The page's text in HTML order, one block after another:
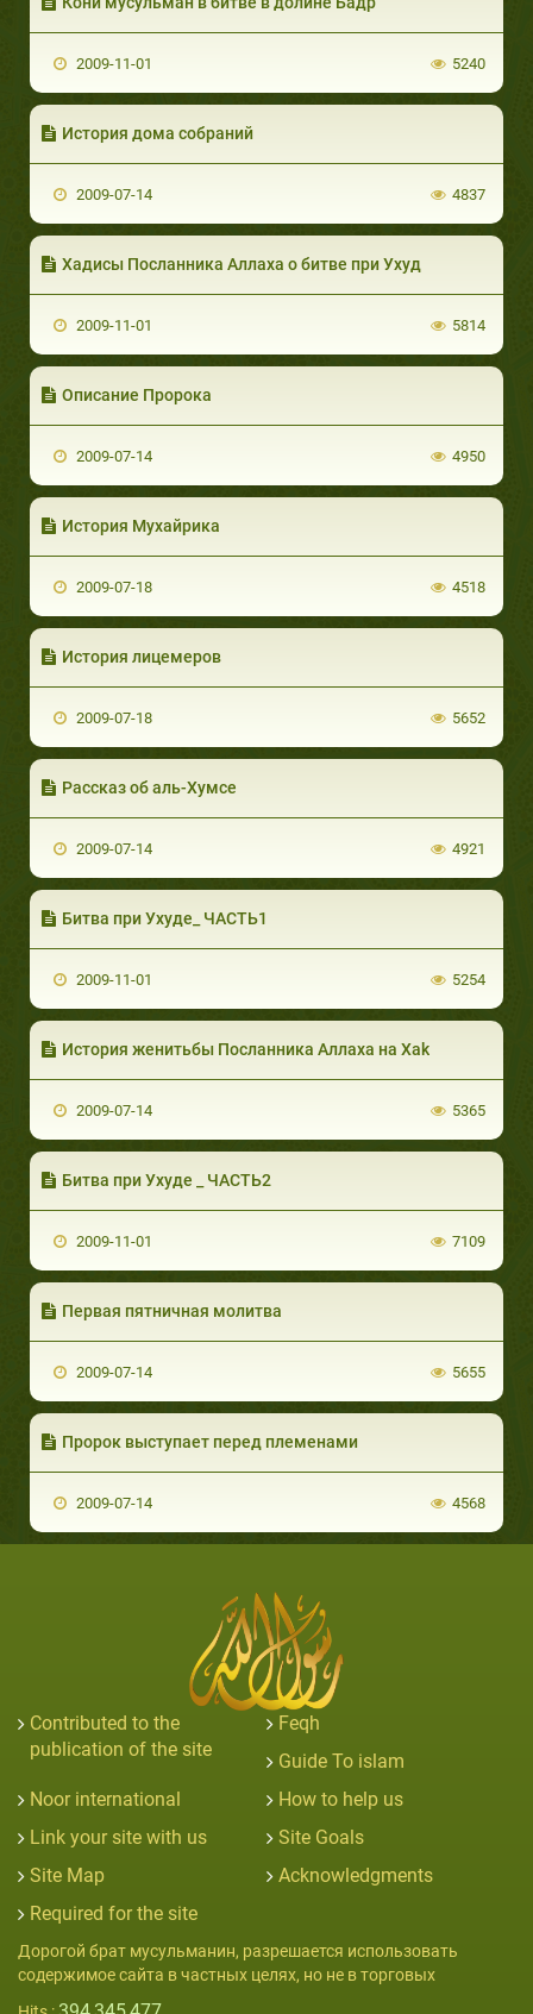
2009-11-01 5240
История дома собраний
2009-07-14 4837
Хадисы Посланника Аллаха о битве при Ухуд
2009-11-01 5814
Описание Пророка
2009-07-14 4950
История Мухайрика
2009-07-18 4518
История лицемеров
2009-07-18 5652
Рассказ об аль-Хумсе
2009-07-14 4921
Битва при Ухуде_ ЧАСТЬ1
2009-11-01 5254
История женитьбы Посланника Аллаха на Хаk
2009-07-14 5365
Битва при Ухуде _ ЧАСТЬ2
2009-11-01 7109
Первая пятничная молитва
2009-07-14 5655
Пророк выступает перед племенами
2009-07-14 4568
Contributed to the
publication of the site
Feqh
Guide To islam
Noor international
How to help us
Link your site with us
Site Goals
Site Map
Acknowledgments
Required for the site
Дорогой брат мусульманин, разрешается использовать
содержимое сайта в частных целях, но не в торговых